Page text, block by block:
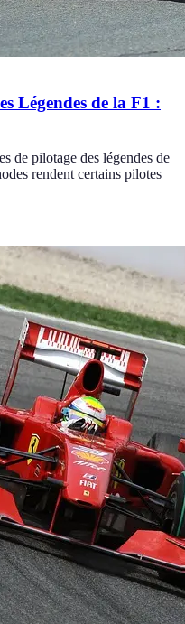
Légendes de la F1 :
de pilotage des légendes de
rendent certains pilotes